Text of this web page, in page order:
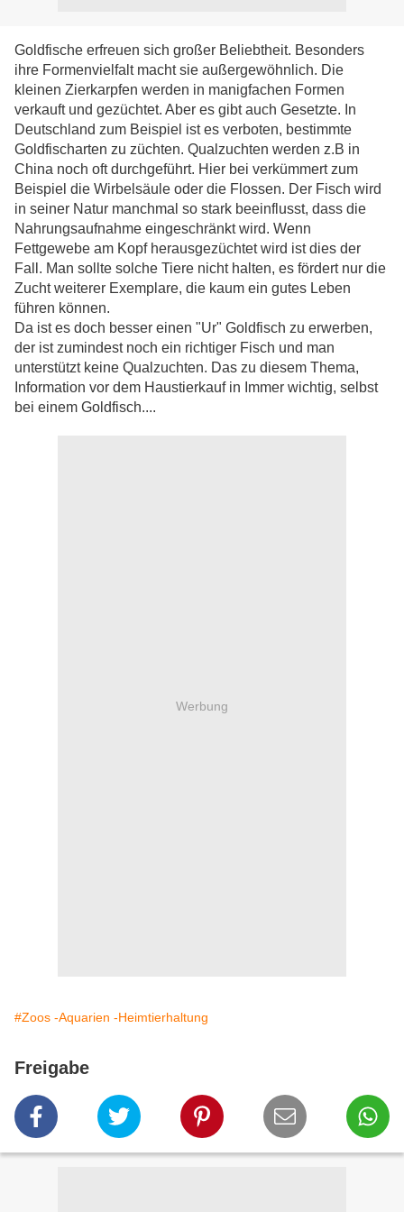
Goldfische erfreuen sich großer Beliebtheit. Besonders
ihre Formenvielfalt macht sie außergewöhnlich. Die
kleinen Zierkarpfen werden in manigfachen Formen
verkauft und gezüchtet. Aber es gibt auch Gesetzte. In
Deutschland zum Beispiel ist es verboten, bestimmte
Goldfischarten zu züchten. Qualzuchten werden z.B in
China noch oft durchgeführt. Hier bei verkümmert zum
Beispiel die Wirbelsäule oder die Flossen. Der Fisch wird
in seiner Natur manchmal so stark beeinflusst, dass die
Nahrungsaufnahme eingeschränkt wird. Wenn
Fettgewebe am Kopf herausgezüchtet wird ist dies der
Fall. Man sollte solche Tiere nicht halten, es fördert nur die
Zucht weiterer Exemplare, die kaum ein gutes Leben
führen können.
Da ist es doch besser einen "Ur" Goldfisch zu erwerben,
der ist zumindest noch ein richtiger Fisch und man
unterstützt keine Qualzuchten. Das zu diesem Thema,
Information vor dem Haustierkauf in Immer wichtig, selbst
bei einem Goldfisch....
Werbung
#Zoos -Aquarien -Heimtierhaltung
Freigabe